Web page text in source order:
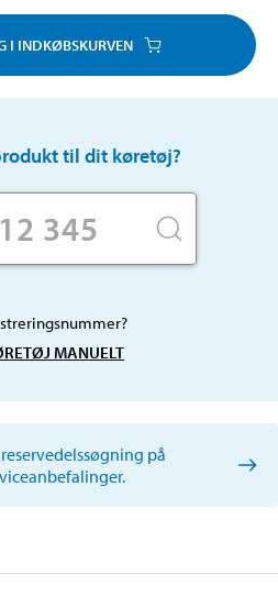
I INDKØBSKURVEN
til dit køretøj?
MANUELT
på